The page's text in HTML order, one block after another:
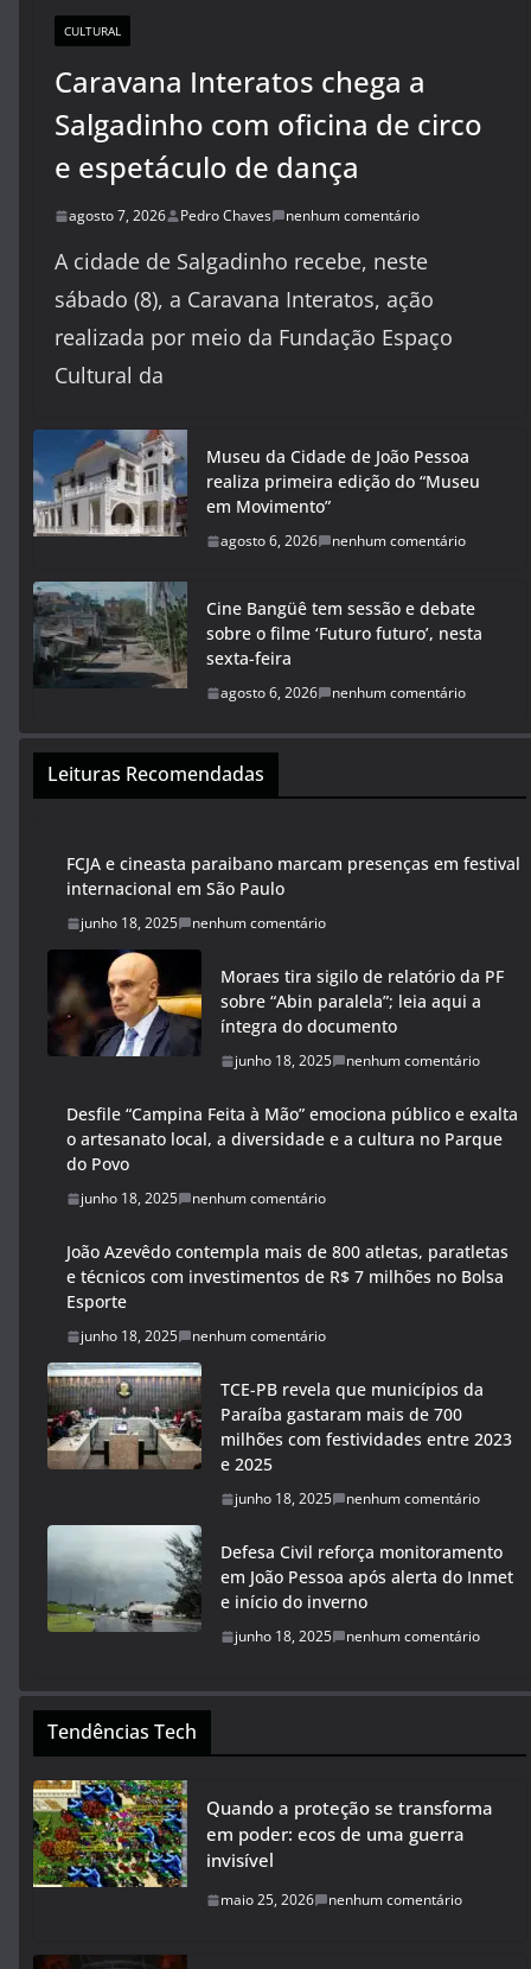
CULTURAL
Caravana Interatos chega a
Salgadinho com oficina de circo
e espetáculo de dança
agosto 7, 2026 Pedro Chaves nenhum comentário
A cidade de Salgadinho recebe, neste
sábado (8), a Caravana Interatos, ação
realizada por meio da Fundação Espaço
Cultural da
Museu da Cidade de João Pessoa
realiza primeira edição do “Museu
em Movimento”
agosto 6, 2026 nenhum comentário
Cine Bangüê tem sessão e debate
sobre o filme ‘Futuro futuro’, nesta
sexta-feira
agosto 6, 2026 nenhum comentário
Leituras Recomendadas
FCJA e cineasta paraibano marcam presenças em festival
internacional em São Paulo
junho 18, 2025 nenhum comentário
Moraes tira sigilo de relatório da PF
sobre “Abin paralela”; leia aqui a
íntegra do documento
junho 18, 2025 nenhum comentário
Desfile “Campina Feita à Mão” emociona público e exalta
o artesanato local, a diversidade e a cultura no Parque
do Povo
junho 18, 2025 nenhum comentário
João Azevêdo contempla mais de 800 atletas, paratletas
e técnicos com investimentos de R$ 7 milhões no Bolsa
Esporte
junho 18, 2025 nenhum comentário
TCE-PB revela que municípios da
Paraíba gastaram mais de 700
milhões com festividades entre 2023
e 2025
junho 18, 2025 nenhum comentário
Defesa Civil reforça monitoramento
em João Pessoa após alerta do Inmet
e início do inverno
junho 18, 2025 nenhum comentário
Tendências Tech
Quando a proteção se transforma
em poder: ecos de uma guerra
invisível
maio 25, 2026 nenhum comentário